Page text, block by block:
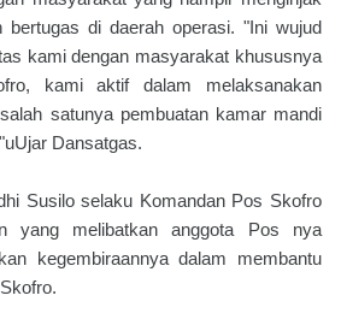
bertugas di daerah operasi. "Ini wujud
kami dengan masyarakat khususnya
kami aktif dalam melaksanakan
satunya pembuatan kamar mandi
Dansatgas.
Susilo selaku Komandan Pos Skofro
yang melibatkan anggota Pos nya
kegembiraannya dalam membantu